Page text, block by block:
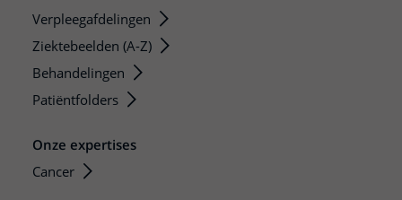
Verpleegafdelingen
Ziektebeelden (A-Z)
Behandelingen
Patiëntfolders
Onze expertises
Cancer